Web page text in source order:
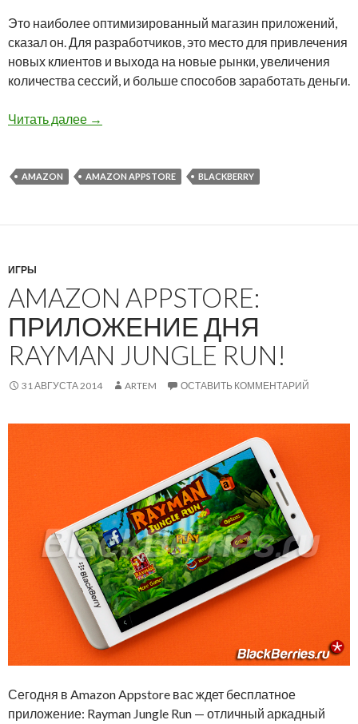
Это наиболее оптимизированный магазин приложений,
сказал он. Для разработчиков, это место для привлечения
новых клиентов и выхода на новые рынки, увеличения
количества сессий, и больше способов заработать деньги.
Читать далее Состоялся первый Amazon Appstore
→
AMAZON AMAZON APPSTORE BLACKBERRY
ИГРЫ
AMAZON APPSTORE:
ПРИЛОЖЕНИЕ ДНЯ
RAYMAN JUNGLE RUN!
31 АВГУСТА 2014 ARTEM ОСТАВИТЬ КОММЕНТАРИЙ
Сегодня в Amazon Appstore вас ждет бесплатное
приложение: Rayman Jungle Run — отличный аркадный